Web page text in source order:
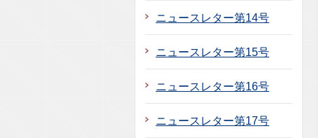
ニュースレター第14号
ニュースレター第15号
ニュースレター第16号
ニュースレター第17号